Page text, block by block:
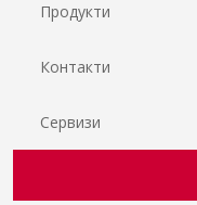
Продукти
Контакти
Сервизи